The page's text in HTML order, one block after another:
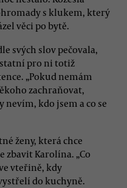
s klukem, který
věci po bytě.
svých slov pečovala,
pro ni totiž
„Pokud nemám
zachraňovat,
nevím, kdo jsem a co se
ženy, která chce
zbavit Karolína. „Co
vteřině, kdy
do kuchyně.